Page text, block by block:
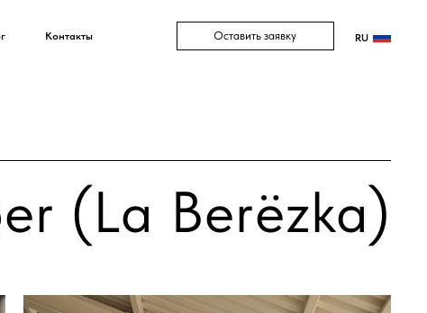
Оставить заявку
Контакты RU
(La Berёzka)